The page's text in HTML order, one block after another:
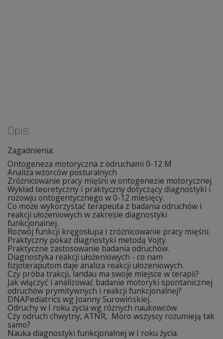
Opis:
Zagadnienia:
Ontogeneza motoryczna z odruchami 0-12 M
Analiza wzorców posturalnych
Zróżnicowanie pracy mięśni w ontogenezie motorycznej
Wykład teoretyczny i praktyczny dotyczący diagnostyki i
rozowju ontogentycznego w 0-12 miesięcy.
Co może wykorzystać terapeuta z badania odruchów i
reakcji ułożeniowych w zakresie diagnostyki
funkcjonalnej.
Rozwój funkcji kręgosłupa i zróżnicowanie pracy mięśni.
Praktyczny pokaz diagnostyki metodą Vojty.
Praktyczne zastosowanie badania odruchów.
Diagnostyka reakcji ułożeniowych - co nam
fizjoteraputom daje analiza reakcji ułozeniowych.
Czy próba trakcji, landau ma swoje miejsce w terapii?
Jak włączyć i analizować badanie motoryki spontanicznej
odruchów prymitywnych i reakcji funkcjonalnej?
DNAPediatrics wg Joanny Surowińskiej.
Odruchy w I roku życia wg różnych naukowców.
Czy odruch chwytny, ATNR, Moro wszyscy rozumieją tak
samo?
Nauka diagnostyki funkcjonalnej w I roku życia.